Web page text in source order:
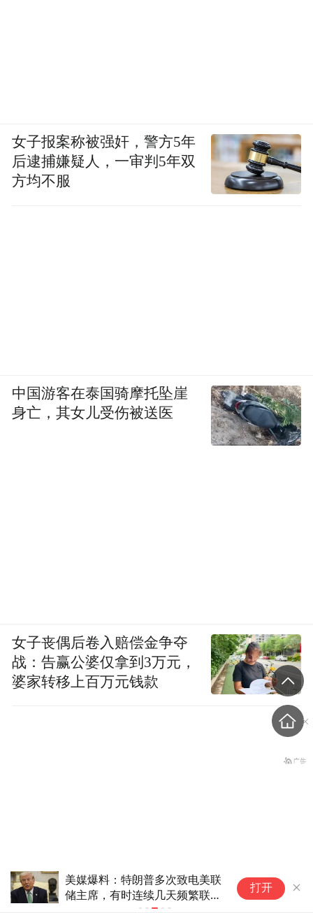
美媒爆料：特朗普多次致电美联
储主席，有时连续几天频繁联
系，随后又长时间不联络，从未
打开
女子报案称被强奸，警方5年
后逮捕嫌疑人，一审判5年双
方均不服
中国游客在泰国骑摩托坠崖
身亡，其女儿受伤被送医
女子丧偶后卷入赔偿金争夺
战：告赢公婆仅拿到3万元，
婆家转移上百万元钱款
领导带头，敢于休假